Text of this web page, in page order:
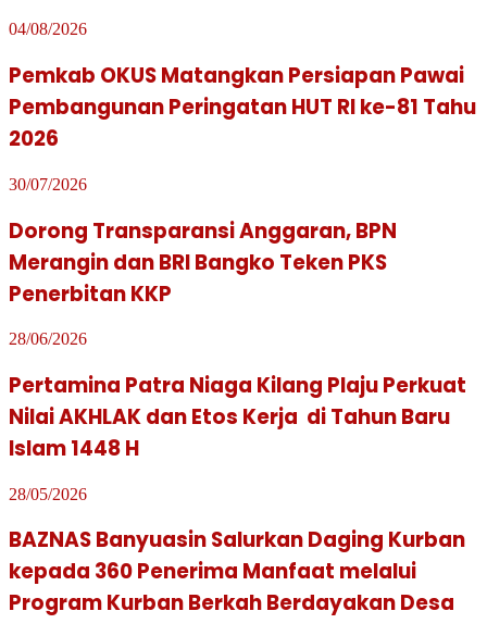
04/08/2026
Pemkab OKUS Matangkan Persiapan Pawai
Pembangunan Peringatan HUT RI ke-81 Tahu
2026
30/07/2026
Dorong Transparansi Anggaran, BPN
Merangin dan BRI Bangko Teken PKS
Penerbitan KKP
28/06/2026
Pertamina Patra Niaga Kilang Plaju Perkuat
Nilai AKHLAK dan Etos Kerja di Tahun Baru
Islam 1448 H
28/05/2026
BAZNAS Banyuasin Salurkan Daging Kurban
kepada 360 Penerima Manfaat melalui
Program Kurban Berkah Berdayakan Desa